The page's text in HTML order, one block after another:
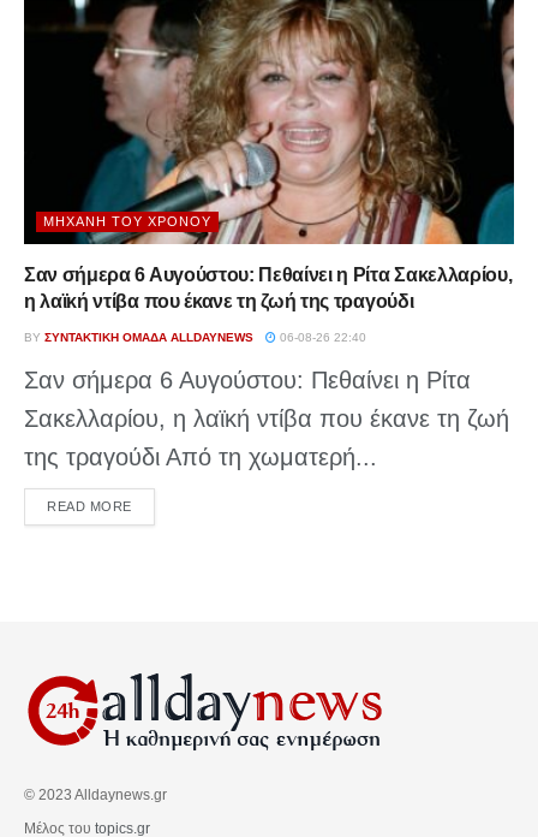
ΜΗΧΑΝΉ ΤΟΥ ΧΡΌΝΟΥ
Σαν σήμερα 6 Αυγούστου: Πεθαίνει η Ρίτα Σακελλαρίου,
η λαϊκή ντίβα που έκανε τη ζωή της τραγούδι
BY ΣΥΝΤΑΚΤΙΚΉ ΟΜΆΔΑ ALLDAYNEWS 06-08-26 22:40
Σαν σήμερα 6 Αυγούστου: Πεθαίνει η Ρίτα
Σακελλαρίου, η λαϊκή ντίβα που έκανε τη ζωή
της τραγούδι Από τη χωματερή...
READ MOREDETAILS
© 2023 Alldaynews.gr
Μέλος του topics.gr